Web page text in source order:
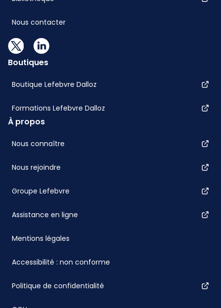
Nous contacter
Boutiques
Boutique Lefebvre Dalloz
Formations Lefebvre Dalloz
À propos
Nous connaître
Nous rejoindre
Groupe Lefebvre
Assistance en ligne
Mentions légales
Accessibilité : non conforme
Politique de confidentialité